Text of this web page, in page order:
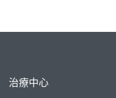
治療中心